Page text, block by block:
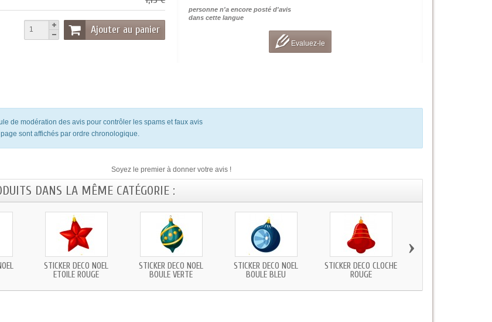
personne n'a encore posté d'avis
dans cette langue
Evaluez-le
Ajouter au panier
de modération des avis pour contrôler les spams et faux avis
sont affichés par ordre chronologique.
Soyez le premier à donner votre avis !
DANS LA MÊME CATÉGORIE :
STICKER DECO NOEL
ETOILE ROUGE
STICKER DECO NOEL
BOULE VERTE
STICKER DECO NOEL
BOULE BLEU
STICKER DECO CLOCHE
ROUGE
›